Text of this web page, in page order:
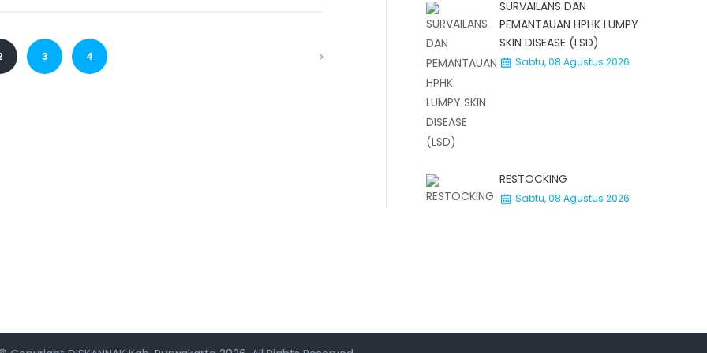
3 4
SURVAILANS DAN
PEMANTAUAN HPHK LUMPY
SKIN DISEASE (LSD)
Sabtu, 08 Agustus 2026
RESTOCKING
Sabtu, 08 Agustus 2026